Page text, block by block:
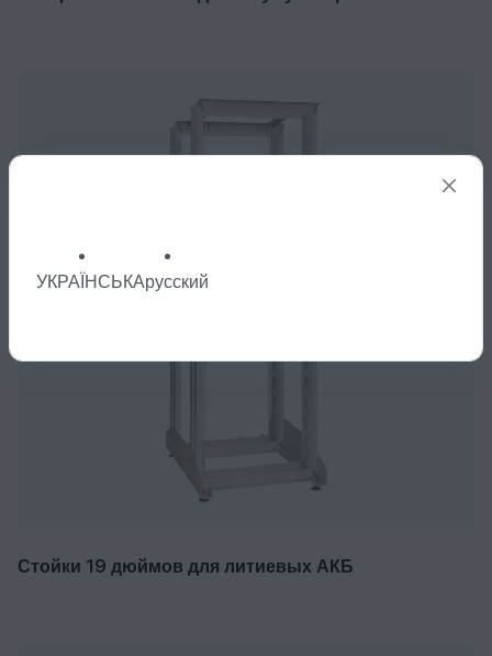
Стойки 19 дюймов для литиевых АКБ
УКРАЇНСЬКАрусский